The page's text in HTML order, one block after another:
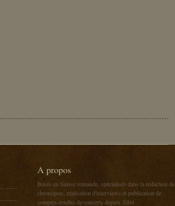
A propos
Basés en Suisse romande, spécialisés dans la rédaction de
chroniques, réalisation d'interviews et publication de
comptes-rendus de concerts depuis 2004